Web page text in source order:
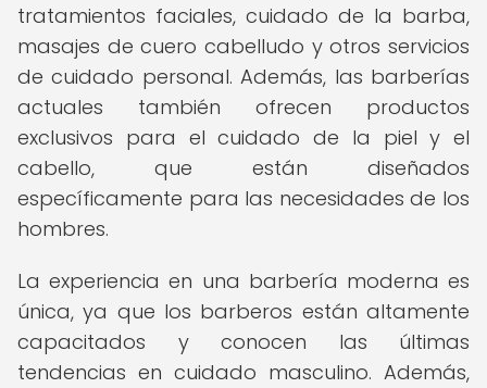
tratamientos faciales, cuidado de la barba,
masajes de cuero cabelludo y otros servicios
de cuidado personal. Además, las barberías
actuales también ofrecen productos
exclusivos para el cuidado de la piel y el
cabello, que están diseñados
específicamente para las necesidades de los
hombres.
La experiencia en una barbería moderna es
única, ya que los barberos están altamente
capacitados y conocen las últimas
tendencias en cuidado masculino. Además,